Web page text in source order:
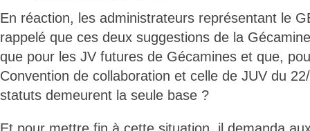
En réaction, les administrateurs représentant le
rappelé que ces deux suggestions de la
que pour les JV futures de Gécamines et que,
Convention de collaboration et celle de JUV du
statuts demeurent la seule base ?